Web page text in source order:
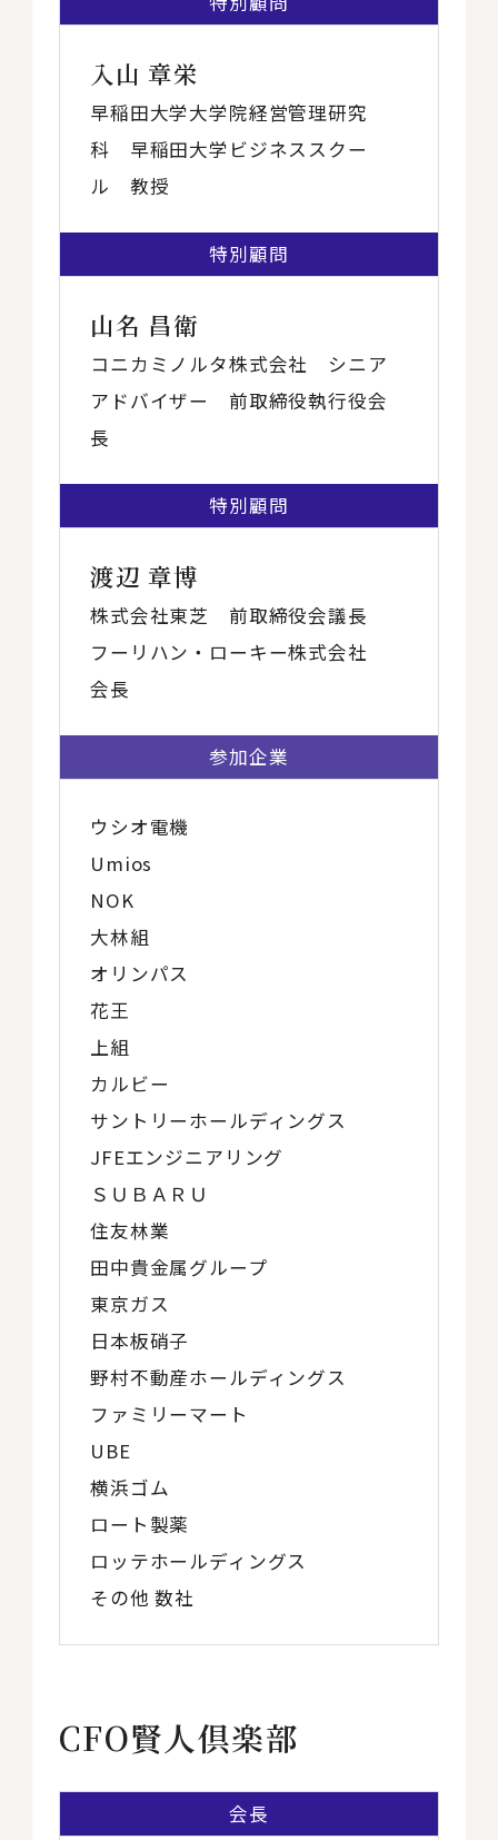
入山 章栄
早稲田大学大学院経営管理研究
科 早稲田大学ビジネススクー
ル 教授
特別顧問
山名 昌衛
コニカミノルタ株式会社 シニア
アドバイザー 前取締役執行役会
長
特別顧問
渡辺 章博
株式会社東芝 前取締役会議長
フーリハン・ローキー株式会社
会長
参加企業
ウシオ電機
Umios
NOK
大林組
オリンパス
花王
上組
カルビー
サントリーホールディングス
JFEエンジニアリング
ＳＵＢＡＲＵ
住友林業
田中貴金属グループ
東京ガス
日本板硝子
野村不動産ホールディングス
ファミリーマート
UBE
横浜ゴム
ロート製薬
ロッテホールディングス
その他 数社
CFO賢人倶楽部
会長